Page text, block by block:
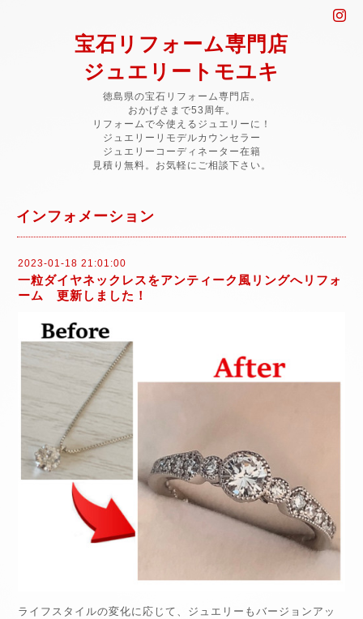
宝石リフォーム専門店
ジュエリートモユキ
徳島県の宝石リフォーム専門店。
おかげさまで53周年。
リフォームで今使えるジュエリーに！
ジュエリーリモデルカウンセラー
ジュエリーコーディネーター在籍
見積り無料。お気軽にご相談下さい。
インフォメーション
2023-01-18 21:01:00
一粒ダイヤネックレスをアンティーク風リングへリフォ
ーム 更新しました！
ライフスタイルの変化に応じて、ジュエリーもバージョンアッ